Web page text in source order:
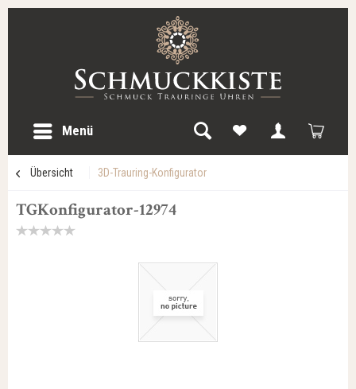
Menü
Übersicht 3D-Trauring-Konfigurator
TGKonfigurator-12974